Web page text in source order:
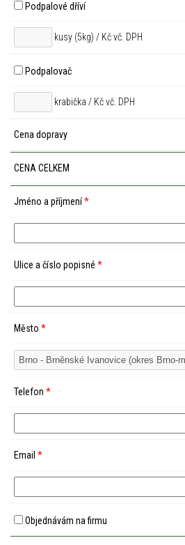
Podpalové dříví
kusy (5kg) / Kč vč. DPH
Podpalovač
krabička / Kč vč. DPH
Cena dopravy
CENA CELKEM
Jméno a příjmení*
Ulice a číslo popisné *
Město *
Telefon *
Email *
Objednávám na firmu